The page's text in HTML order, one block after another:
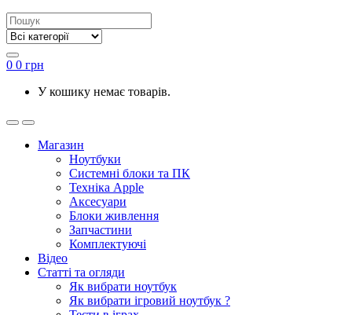
0 0 грн
У кошику немає товарів.
Магазин
Ноутбуки
Системні блоки та ПК
Техніка Apple
Аксесуари
Блоки живлення
Запчастини
Комплектуючі
Відео
Статті та огляди
Як вибрати ноутбук
Як вибрати ігровий ноутбук ?